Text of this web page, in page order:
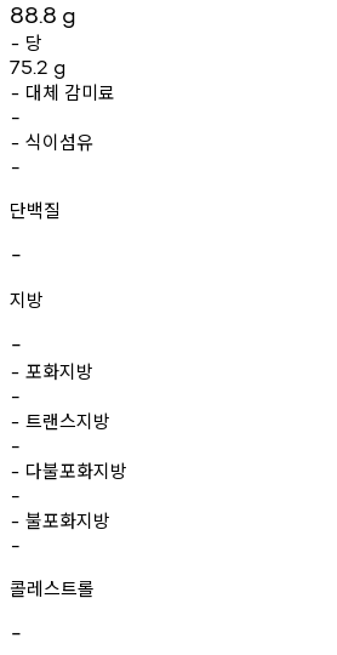
88.8 g
- 당
75.2 g
- 대체 감미료
-
- 식이섬유
-
단백질
-
지방
-
- 포화지방
-
- 트랜스지방
-
- 다불포화지방
-
- 불포화지방
-
콜레스트롤
-